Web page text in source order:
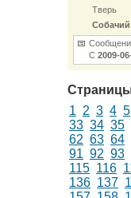
Тверь
Собачий
С 2009-
1 2 3 4 5
33 34 35
62 63 64
91 92 93
115 116
136 137